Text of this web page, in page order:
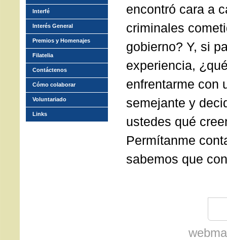
encontró cara a
criminales
gobierno? Y, si
experiencia,
enfrentarme con
semejante y
ustedes qué
Permítanme
sabemos que
Interfé
Interés General
Premios y Homenajes
Filatelia
Contáctenos
Cómo colaborar
Voluntariado
Links